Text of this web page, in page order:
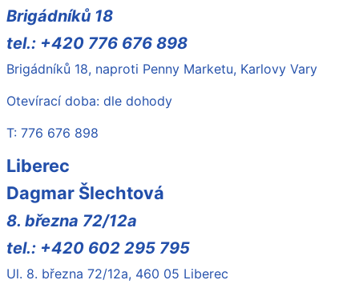
Brigádníků 18
tel.: +420 776 676 898
Brigádníků 18, naproti Penny Marketu, Karlovy Vary
Otevírací doba: dle dohody
T: 776 676 898
Liberec
Dagmar Šlechtová
8. března 72/12a
tel.: +420 602 295 795
Ul. 8. března 72/12a, 460 05 Liberec